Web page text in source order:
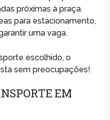
próximas à praça.
para estacionamento,
uma vaga.
escolhido, o
sem preocupações!
EM